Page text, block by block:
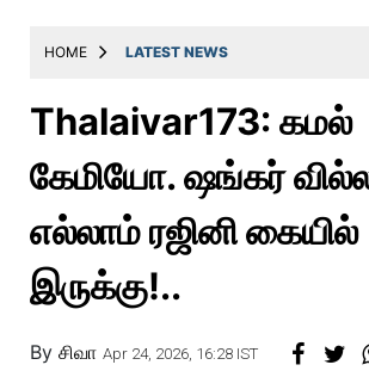
Latest
Throwback
Television
Reviews
Story
HOME LATEST NEWS
Thalaivar173: கமல்
கேமியோ. ஷங்கர்
எல்லாம் ரஜினி கையில்
இருக்கு!..
By சிவா Apr 24, 2026, 16:28 IST